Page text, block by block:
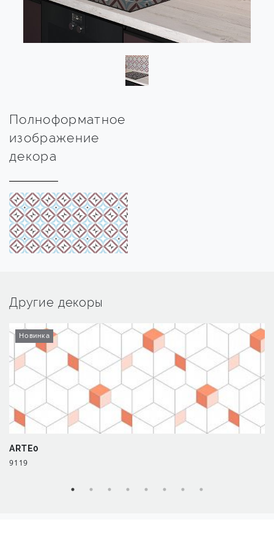
Полноформатное
изображение
декора
Другие декоры
Новинка
ARTE0
9119